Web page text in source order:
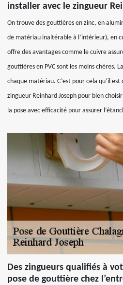
installer avec le zingueur
On trouve des gouttières en zinc, en
de matériau inaltérable à l’intérieur), en
offre des avantages comme le cuivre
gouttières en PVC sont les moins chères.
chaque matériau. C’est pour cela qu’il
zingueur Reinhard Joseph pour bien
la pose avec efficacité pour assurer
Des zingueurs qualifiés à
pose de gouttière chez